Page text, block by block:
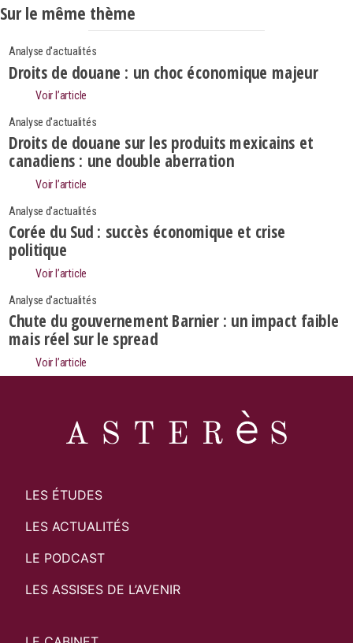
Sur le même thème
Analyse d'actualités
Droits de douane : un choc économique majeur
Voir l’article
Analyse d'actualités
Droits de douane sur les produits mexicains et
canadiens : une double aberration
Voir l’article
Analyse d'actualités
Corée du Sud : succès économique et crise
politique
Voir l’article
Analyse d'actualités
Chute du gouvernement Barnier : un impact faible
mais réel sur le spread
Voir l’article
LES ÉTUDES
LES ACTUALITÉS
LE PODCAST
LES ASSISES DE L’AVENIR
Search